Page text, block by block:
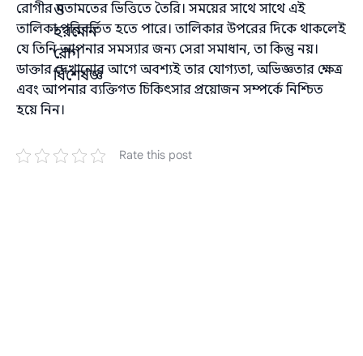
রোগীর মতামতের ভিত্তিতে তৈরি। সময়ের সাথে সাথে এই
তালিকা পরিবর্তিত হতে পারে। তালিকার উপরের দিকে থাকলেই
যে তিনি আপনার সমস্যার জন্য সেরা সমাধান, তা কিন্তু নয়।
ডাক্তার দেখানোর আগে অবশ্যই তার যোগ্যতা, অভিজ্ঞতার ক্ষেত্র
এবং আপনার ব্যক্তিগত চিকিৎসার প্রয়োজন সম্পর্কে নিশ্চিত
হয়ে নিন।
Rate this post